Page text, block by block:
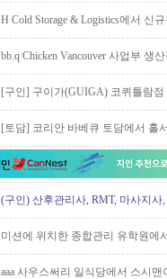
H Cold Storage & Logistics에서 신
bb.q Chicken Vancouver 사업부 생
[구인] 구이가(GUIGA) 코퀴틀람점
[토담] 코리안 바베큐 토담에서 홀
(구인) 산후관리사, RMT, 마사지사
미션에 위치한 종합관리 유학원에
aaa 사우스써리 일식당에서 스시